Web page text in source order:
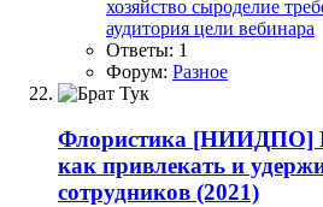
хозяйство сыроделие
аудитория цели вебинара
Ответы: 1
Форум: Разное
Флористика [НИИДПО]
как привлекать и
сотрудников (2021)